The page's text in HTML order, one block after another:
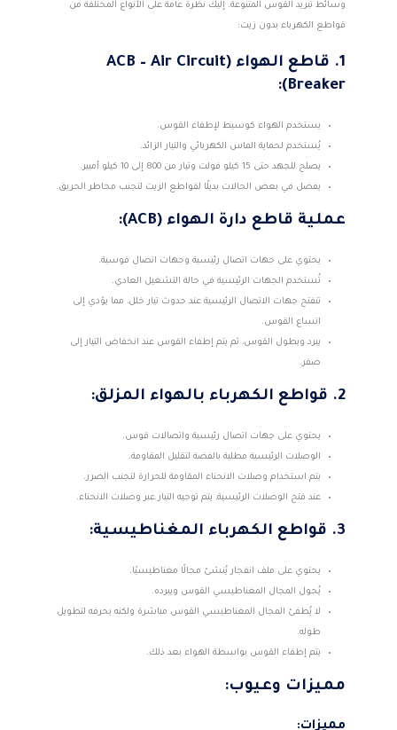
وسائط تبريد القوس المتنوعة. إليك نظرة عامة على الأنواع المختلفة من
قواطع الكهرباء بدون زيت:
1. قاطع الهواء (ACB – Air Circuit
Breaker):
يستخدم الهواء كوسيط لإطفاء القوس.
يُستخدم لحماية الماس الكهربائي والتيار الزائد.
يصلح للجهد حتى 15 كيلو فولت وتيار من 800 إلى 10 كيلو أمبير.
يفضل في بعض الحالات بديلًا لقواطع الزيت لتجنب مخاطر الحريق.
عملية قاطع دارة الهواء (ACB):
يحتوي على جهات اتصال رئيسية وجهات اتصال قوسية.
تُستخدم الجهات الرئيسية في حالة التشغيل العادي.
تنفتح جهات الاتصال الرئيسية عند حدوث تيار خلل، مما يؤدي إلى
اتساع القوس.
يبرد ويطول القوس، ثم يتم إطفاء القوس عند انخفاض التيار إلى
صفر.
2. قواطع الكهرباء بالهواء المزلق:
يحتوي على جهات اتصال رئيسية واتصالات قوس.
الوصلات الرئيسية مطلية بالفضة لتقليل المقاومة.
يتم استخدام وصلات الانحناء المقاومة للحرارة لتجنب الضرر.
عند فتح الوصلات الرئيسية، يتم توجيه التيار عبر وصلات الانحناء.
3. قواطع الكهرباء المغناطيسية:
يحتوي على ملف انفجار يُنشئ مجالًا مغناطيسيًا.
يُحول المجال المغناطيسي القوس ويبرده.
لا يُطفئ المجال المغناطيسي القوس مباشرة ولكنه يحرفه لتطويل
طوله.
يتم إطفاء القوس بواسطة الهواء بعد ذلك.
مميزات وعيوب:
مميزات: